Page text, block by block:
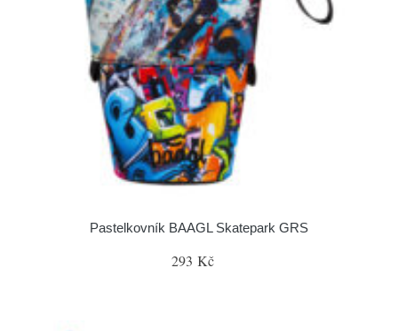
Pastelkovník BAAGL Skatepark GRS
293 Kč